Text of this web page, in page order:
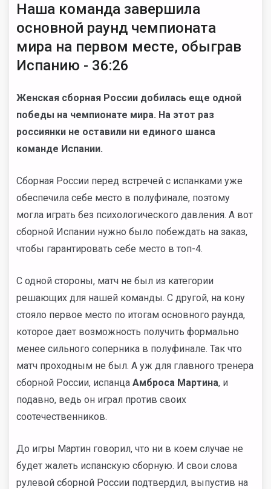
Наша команда завершила
основной раунд чемпионата
мира на первом месте, обыграв
Испанию - 36:26
Женская сборная России добилась еще одной
победы на чемпионате мира. На этот раз
россиянки не оставили ни единого шанса
команде Испании.
Сборная России перед встречей с испанками уже
обеспечила себе место в полуфинале, поэтому
могла играть без психологического давления. А вот
сборной Испании нужно было побеждать на заказ,
чтобы гарантировать себе место в топ-4.
С одной стороны, матч не был из категории
решающих для нашей команды. С другой, на кону
стояло первое место по итогам основного раунда,
которое дает возможность получить формально
менее сильного соперника в полуфинале. Так что
матч проходным не был. А уж для главного тренера
сборной России, испанца Амброса Мартина, и
подавно, ведь он играл против своих
соотечественников.
До игры Мартин говорил, что ни в коем случае не
будет жалеть испанскую сборную. И свои слова
рулевой сборной России подтвердил, выпустив на